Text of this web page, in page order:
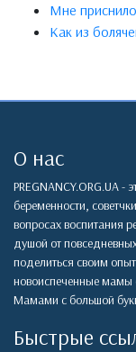
Мне
Как из
О нас
PREGNANCY.ORG.UA
беременности,
вопросах воспитания
душой от
поделиться своим
новоиспеченные мамы
Мамами с большой
Быстрые